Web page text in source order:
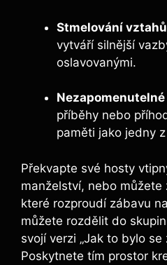
Stmelování
vytváří silnější
oslavovanými.
příběhy nebo
paměti jako jedny
Překvapte své hosty
manželství, nebo můžete
které rozproudí zábavu
můžete rozdělit do
svojí verzi „Jak to bylo se
Poskytnete tím prostor